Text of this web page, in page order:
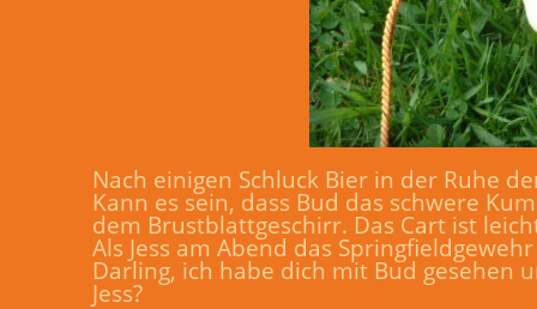
Nach einigen Schluck Bier in der Ruhe
Kann es sein, dass Bud das schwere
dem Brustblattgeschirr. Das Cart ist
Als Jess am Abend das
Darling, ich habe dich mit Bud gesehen
Jess?